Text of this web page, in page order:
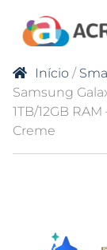
Início /
Samsung
1TB/12GB
Creme